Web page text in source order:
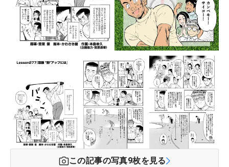
この記事の写真9枚を見る